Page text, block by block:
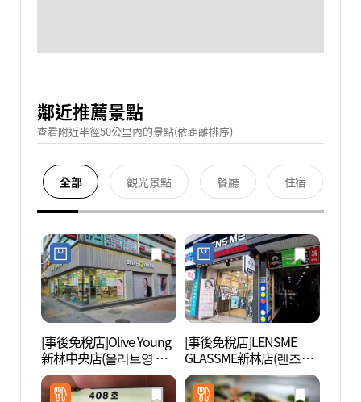
鄰近推薦景點
查看附近半徑50公里內的景點(依距離排序)
全部 觀光景點 餐廳 住宿
[事後免稅店]Olive Young
新林中央店(올리브영 신
림중앙점)
[事後免稅店]LENSME
GLASSME新林店(렌즈미
글라스미 신림점)